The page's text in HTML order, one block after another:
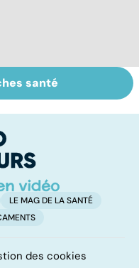
:
contre la
santé
LE MAG DE LA SANTÉ
des cookies